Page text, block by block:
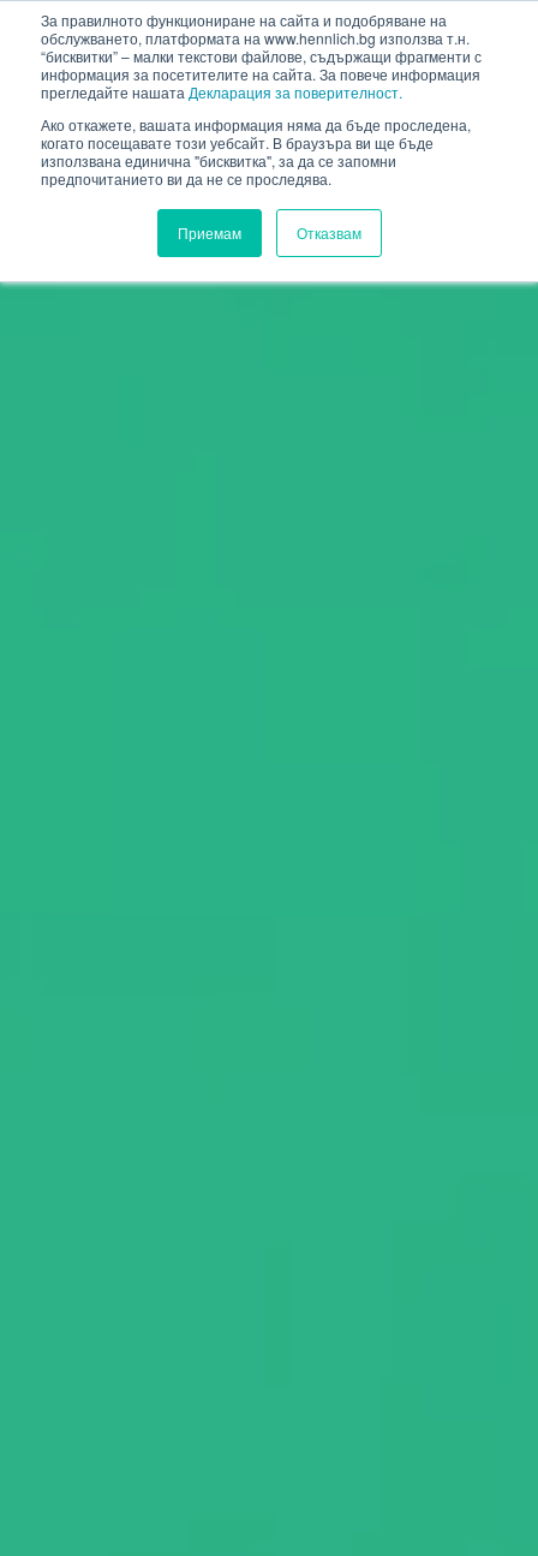
За правилното функциониране на сайта и подобряване на
обслужването, платформата на www.hennlich.bg използва т.н.
“бисквитки” – малки текстови файлове, съдържащи фрагменти с
информация за посетителите на сайта. За повече информация
прегледайте нашата Декларация за поверителност.
Ако откажете, вашата информация няма да бъде проследена,
когато посещавате този уебсайт. В браузъра ви ще бъде
използвана единична "бисквитка", за да се запомни
предпочитанието ви да не се проследява.
Приемам Отказвам
HENNLICH